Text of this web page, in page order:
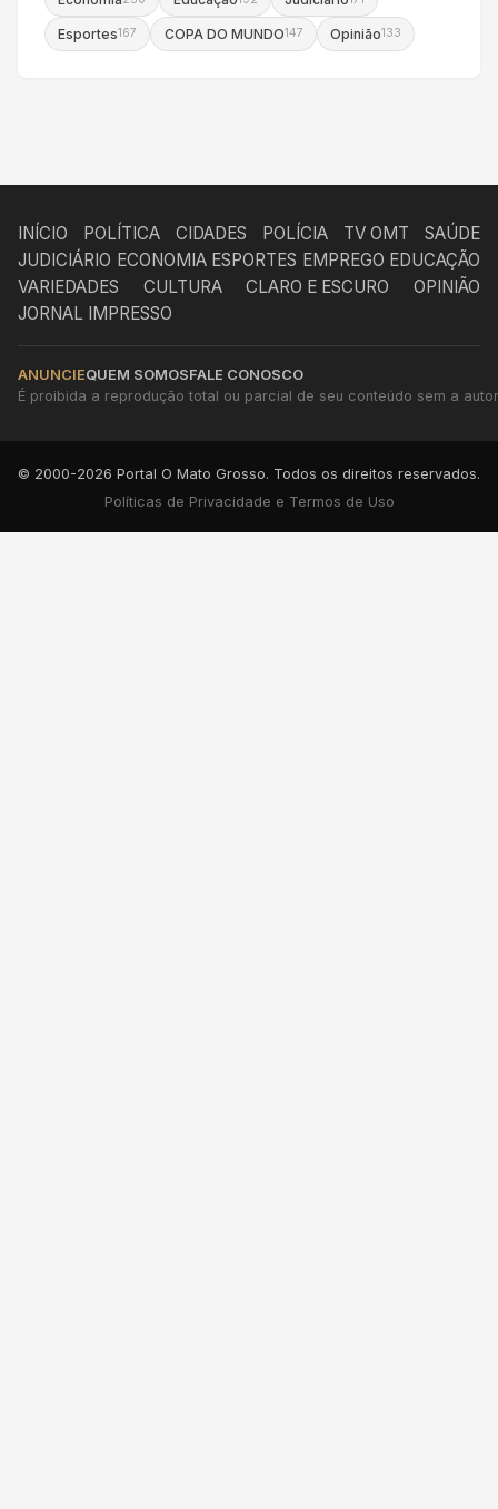
Esportes167 COPA DO MUNDO147 Opinião133
INÍCIO POLÍTICA CIDADES POLÍCIA TV OMT
SAÚDE
JUDICIÁRIO ECONOMIA ESPORTES EMPREGO EDUCAÇÃO
VARIEDADES
CULTURA CLARO E ESCURO
OPINIÃO
JORNAL IMPRESSO
ANUNCIEQUEM SOMOSFALE CONOSCO
É proibida a reprodução total ou parcial de seu conteúdo sem a
© 2000-2026 Portal O Mato Grosso. Todos os direitos reservados.
Políticas de Privacidade e Termos de Uso